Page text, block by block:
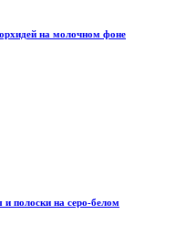
на молочном фоне
полоски на серо-белом